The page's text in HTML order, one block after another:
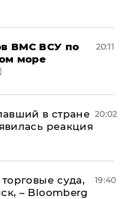
ВМС ВСУ по
море
20:11
в стране
реакция
20:02
суда,
– Bloomberg
19:40